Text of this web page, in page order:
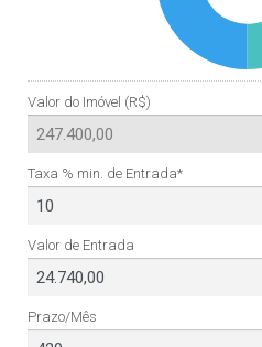
Valor do Imóvel (R$)
Taxa % min. de Entrada*
Valor de Entrada
Prazo/Mês